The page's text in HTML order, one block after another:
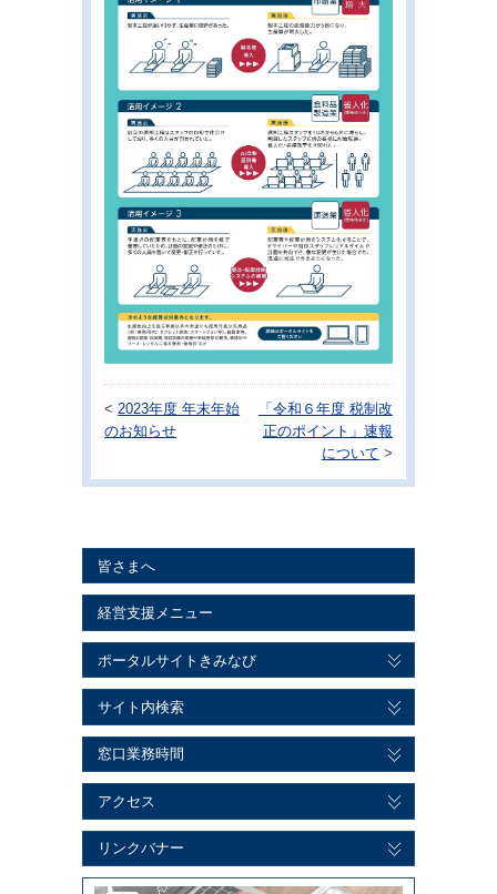
<2023年度 年末年始
のお知らせ
「令和６年度 税制改
正のポイント」速報
について >
皆さまへ
経営支援メニュー
ポータルサイトきみなび
サイト内検索
窓口業務時間
アクセス
リンクバナー